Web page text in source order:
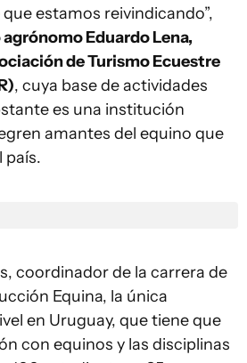
que estamos reivindicando”,
Eduardo Lena,
de Turismo Ecuestre
, cuya base de actividades
es una institución
amantes del equino que
país.
coordinador de la carrera de
Equina, la única
en Uruguay, que tiene que
con equinos y las disciplinas